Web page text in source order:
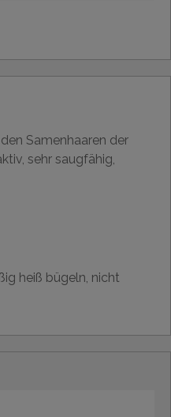
Samenhaaren der
sehr saugfähig,
heiß bügeln, nicht